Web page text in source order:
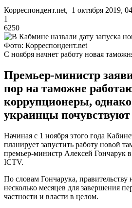
Корреспондент.net, 1 октября 2019,
1
6250
Фото: Корреспондент.net
С ноября начнет работу новая
Премьер-министр
пор на таможне
коррупционеры,
украинцы
Начиная с 1 ноября этого года
планирует запустить работу новой
премьер-министр Алексей Гончарук
ICTV.
По словам Гончарука, правительству
несколько месяцев для завершения
частности и власти в целом.